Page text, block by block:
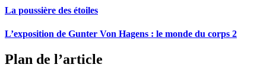
La poussière des étoiles
L’exposition de Gunter Von Hagens : le monde du corps 2
Plan de l’article